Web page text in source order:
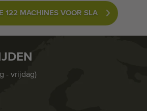
122 MACHINES VOOR SLA
- vrijdag)